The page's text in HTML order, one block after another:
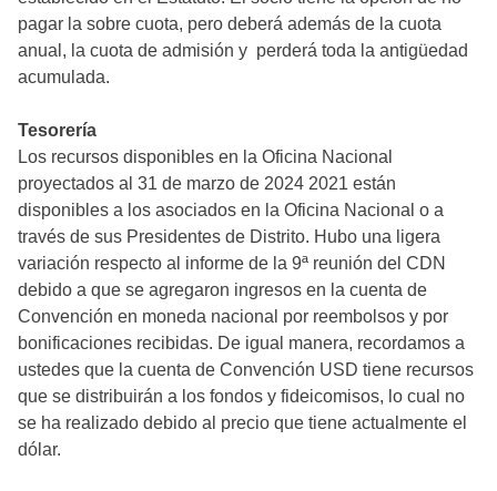
pagar la sobre cuota, pero deberá además de la cuota
anual, la cuota de admisión y perderá toda la antigüedad
acumulada.
Tesorería
Los recursos disponibles en la Oficina Nacional
proyectados al 31 de marzo de 2024 2021 están
disponibles a los asociados en la Oficina Nacional o a
través de sus Presidentes de Distrito. Hubo una ligera
variación respecto al informe de la 9ª reunión del CDN
debido a que se agregaron ingresos en la cuenta de
Convención en moneda nacional por reembolsos y por
bonificaciones recibidas. De igual manera, recordamos a
ustedes que la cuenta de Convención USD tiene recursos
que se distribuirán a los fondos y fideicomisos, lo cual no
se ha realizado debido al precio que tiene actualmente el
dólar.